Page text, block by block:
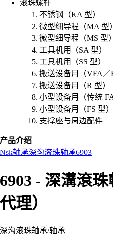
滚珠螺杆
不锈钢（KA 型）
微型细导程（MA 型）
微型细导程（MS 型）
工具机用（SA 型）
工具机用（SS 型）
搬送设备用（VFA／
搬送设备用（R 型）
小型设备用（传统 FA
小型设备用（FS 型）
支撑座与周边配件
产品介绍
Nsk轴承深沟滚珠轴承6903
6903 - 深溝滾
代理）
深沟滚珠轴承/轴承